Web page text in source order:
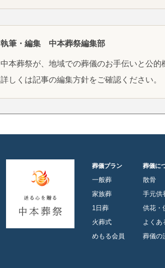
執筆・編集 中本葬祭編集部
中本葬祭が、地域での葬儀のお手伝いと公的
詳しくは記事の編集方針をご確認ください。
葬儀プラン
一般葬
家族葬
1日葬
火葬式
めもる会員
葬儀に
散骨
手元供
供花・
よくあ
葬儀の